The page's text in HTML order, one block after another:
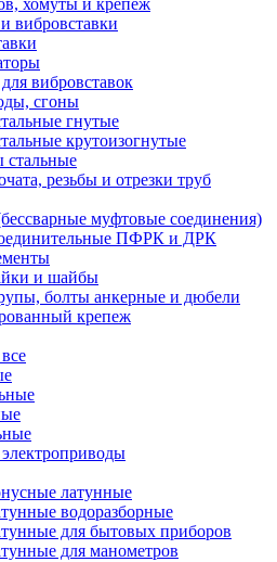
хомуты и крепеж
вибровставки
вибровставок
сгоны
гнутые
крутоизогнутые
стальные
резьбы и отрезки труб
муфтовые соединения)
ПФРК и ДРК
и шайбы
болты анкерные и дюбели
крепеж
латунные
водоразборные
для бытовых приборов
для манометров